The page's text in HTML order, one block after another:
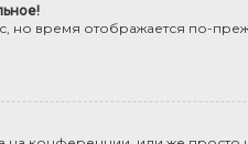
но время отображается по-